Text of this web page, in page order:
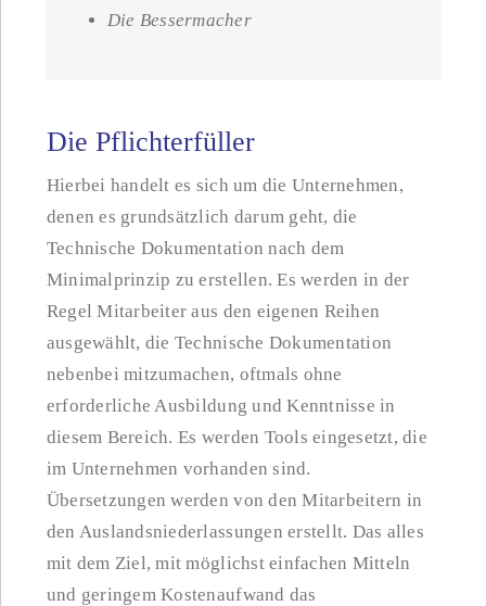
Die Bessermacher
Die Pflichterfüller
Hierbei handelt es sich um die Unternehmen,
denen es grundsätzlich darum geht, die
Technische Dokumentation nach dem
Minimalprinzip zu erstellen. Es werden in der
Regel Mitarbeiter aus den eigenen Reihen
ausgewählt, die Technische Dokumentation
nebenbei mitzumachen, oftmals ohne
erforderliche Ausbildung und Kenntnisse in
diesem Bereich. Es werden Tools eingesetzt, die
im Unternehmen vorhanden sind.
Übersetzungen werden von den Mitarbeitern in
den Auslandsniederlassungen erstellt. Das alles
mit dem Ziel, mit möglichst einfachen Mitteln
und geringem Kostenaufwand das